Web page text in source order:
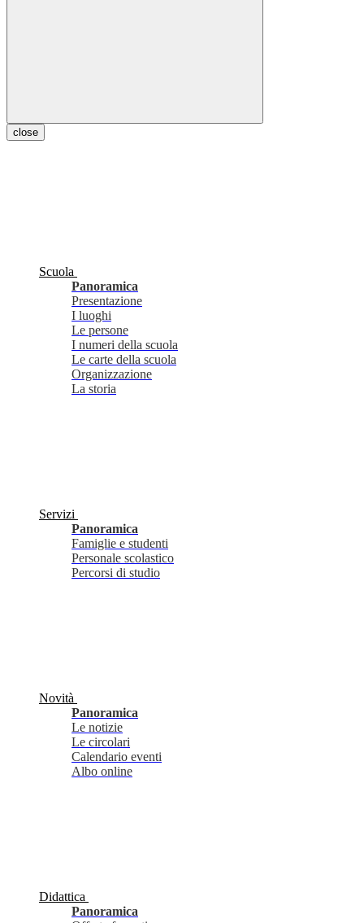
close
Scuola
Panoramica
Presentazione
I luoghi
Le persone
I numeri della scuola
Le carte della scuola
Organizzazione
La storia
Servizi
Panoramica
Famiglie e studenti
Personale scolastico
Percorsi di studio
Novità
Panoramica
Le notizie
Le circolari
Calendario eventi
Albo online
Didattica
Panoramica